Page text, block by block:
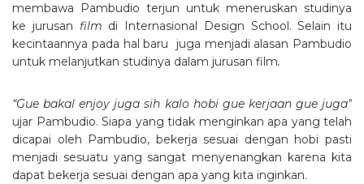
membawa Pambudio terjun untuk meneruskan studinya
ke jurusan film di Internasional Design School. Selain itu
kecintaannya pada hal baru juga menjadi alasan Pambudio
untuk melanjutkan studinya dalam jurusan film.
“Gue bakal enjoy juga sih kalo hobi gue kerjaan gue juga”
ujar Pambudio. Siapa yang tidak menginkan apa yang telah
dicapai oleh Pambudio, bekerja sesuai dengan hobi pasti
menjadi sesuatu yang sangat menyenangkan karena kita
dapat bekerja sesuai dengan apa yang kita inginkan.